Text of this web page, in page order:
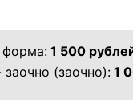
форма: 1 500
(заочно):1